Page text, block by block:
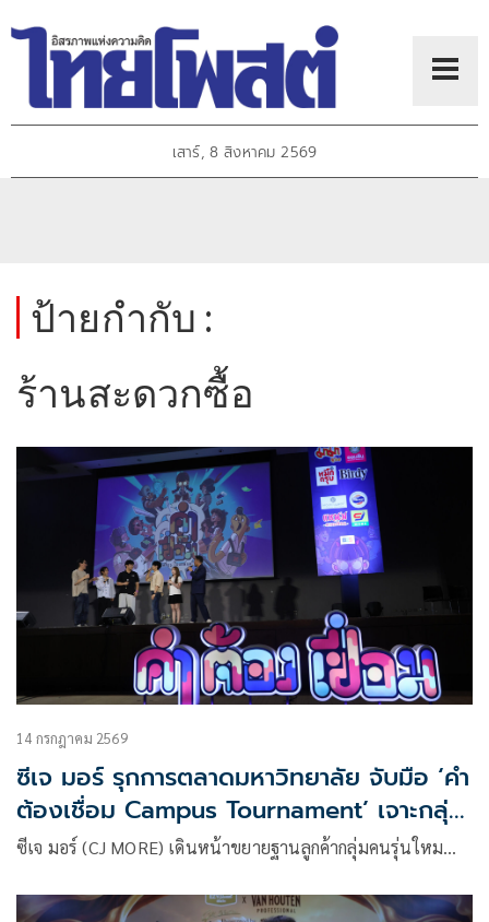
เสาร์, 8 สิงหาคม 2569
ป้ายกำกับ :
ร้านสะดวกซื้อ
14 กรกฎาคม 2569
ซีเจ มอร์ รุกการตลาดมหาวิทยาลัย จับมือ ‘คำ
ต้องเชื่อม Campus Tournament’ เจาะกลุ่ม
คนรุ่นใหม่
ซีเจ มอร์ (CJ MORE) เดินหน้าขยายฐานลูกค้ากลุ่มคนรุ่นใหม…